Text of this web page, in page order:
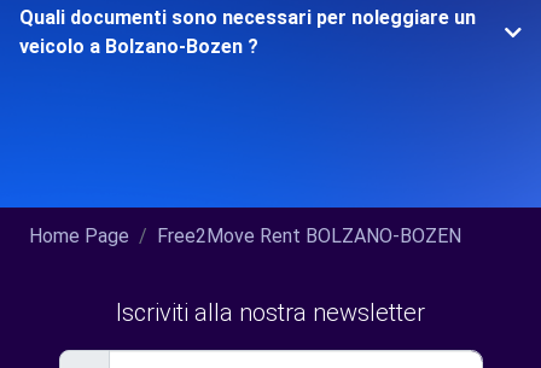
Quali documenti sono necessari per noleggiare un
veicolo a Bolzano-Bozen ?
Home Page Free2Move Rent BOLZANO-BOZEN
Iscriviti alla nostra newsletter